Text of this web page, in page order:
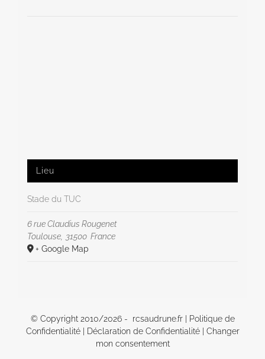
Lieu
Stade du TUC
6 rue Claudius Rougenet
Toulouse, 31500 France
+ Google Map
© Copyright 2010/2026 - rcsaudrune.fr | Politique de
Confidentialité| Déclaration de Confidentialité| Changer
mon consentement